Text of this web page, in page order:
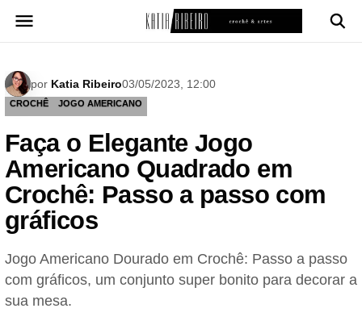
para
por Katia Ribeiro03/05/2023, 12:00
CROCHÊ JOGO AMERICANO
Faça o Elegante Jogo
Americano Quadrado em
Crochê: Passo a passo com
gráficos
Jogo Americano Dourado em Crochê: Passo a passo
com gráficos, um conjunto super bonito para decorar a
sua mesa.